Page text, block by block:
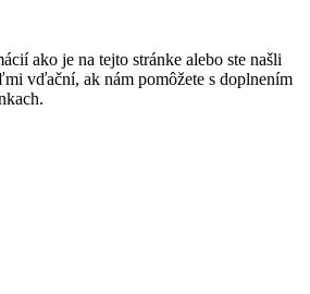
ako je na tejto stránke alebo ste našli
vďační, ak nám pomôžete s doplnením